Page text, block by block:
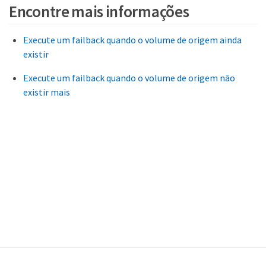
Encontre mais informações
Execute um failback quando o volume de origem ainda
existir
Execute um failback quando o volume de origem não
existir mais